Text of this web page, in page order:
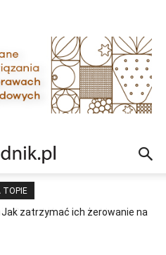
TOPIE
zatrzymać ich żerowanie na